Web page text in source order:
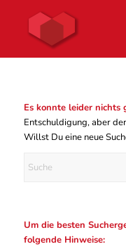
Es konnte leider nichts
Entschuldigung, aber
Willst Du eine neue
Um die besten
folgende Hinweise: